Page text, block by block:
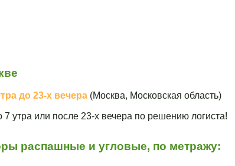
до 23-х вечера (Москва, Московская область)
7 утра или после 23-х вечера по решению логиста!
распашные и угловые, по метражу: